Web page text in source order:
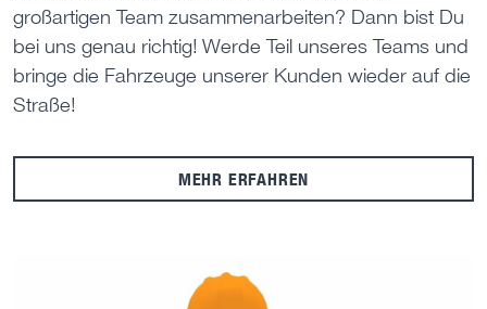
großartigen Team zusammenarbeiten? Dann bist Du
bei uns genau richtig! Werde Teil unseres Teams und
bringe die Fahrzeuge unserer Kunden wieder auf die
Straße!
MEHR ERFAHREN